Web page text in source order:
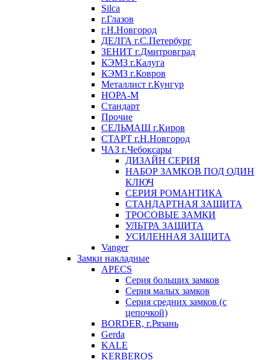
Silca
г.Глазов
г.Н.Новгород
ДЕЛГА г.С.Петербург
ЗЕНИТ г.Дмитровград
КЭМЗ г.Калуга
КЭМЗ г.Ковров
Металлист г.Кунгур
НОРА-М
Стандарт
Прочие
СЕЛЬМАШ г.Киров
СТАРТ г.Н.Новгород
ЧАЗ г.Чебоксары
ДИЗАЙН СЕРИЯ
НАБОР ЗАМКОВ ПОД ОДИН
КЛЮЧ
СЕРИЯ РОМАНТИКА
СТАНДАРТНАЯ ЗАЩИТА
ТРОСОВЫЕ ЗАМКИ
УЛЬТРА ЗАЩИТА
УСИЛЕННАЯ ЗАЩИТА
Vanger
Замки накладные
APECS
Серия больших замков
Серия малых замков
Серия средних замков (с
цепочкой)
BORDER, г.Рязань
Gerda
KALE
KERBEROS